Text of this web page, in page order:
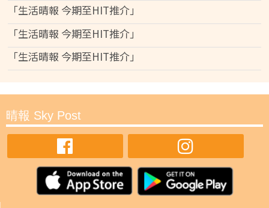
「生活晴報 今期至HIT推介」
「生活晴報 今期至HIT推介」
「生活晴報 今期至HIT推介」
晴報 Sky Post